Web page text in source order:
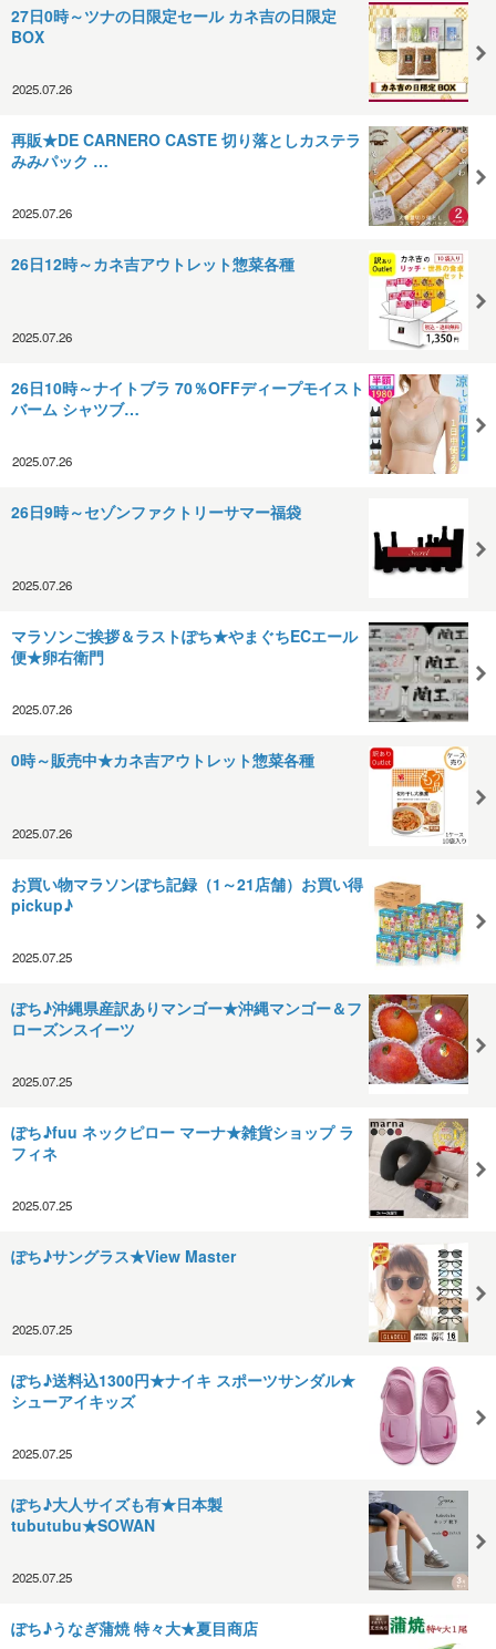
27日0時～ツナの日限定セール カネ吉の日限定
BOX
2025.07.26
再販★DE CARNERO CASTE 切り落としカステラ
みみパック …
2025.07.26
26日12時～カネ吉アウトレット惣菜各種
2025.07.26
26日10時～ナイトブラ 70％OFFディープモイスト
バーム シャツブ…
2025.07.26
26日9時～セゾンファクトリーサマー福袋
2025.07.26
マラソンご挨拶＆ラストぽち★やまぐちECエール
便★卵右衛門
2025.07.26
0時～販売中★カネ吉アウトレット惣菜各種
2025.07.26
お買い物マラソンぽち記録（1～21店舗）お買い得
pickup♪
2025.07.25
ぽち♪沖縄県産訳ありマンゴー★沖縄マンゴー＆フ
ローズンスイーツ
2025.07.25
ぽち♪fuu ネックピロー マーナ★雑貨ショップ ラ
フィネ
2025.07.25
ぽち♪サングラス★View Master
2025.07.25
ぽち♪送料込1300円★ナイキ スポーツサンダル★
シューアイキッズ
2025.07.25
ぽち♪大人サイズも有★日本製
tubutubu★SOWAN
2025.07.25
ぽち♪うなぎ蒲焼 特々大★夏目商店